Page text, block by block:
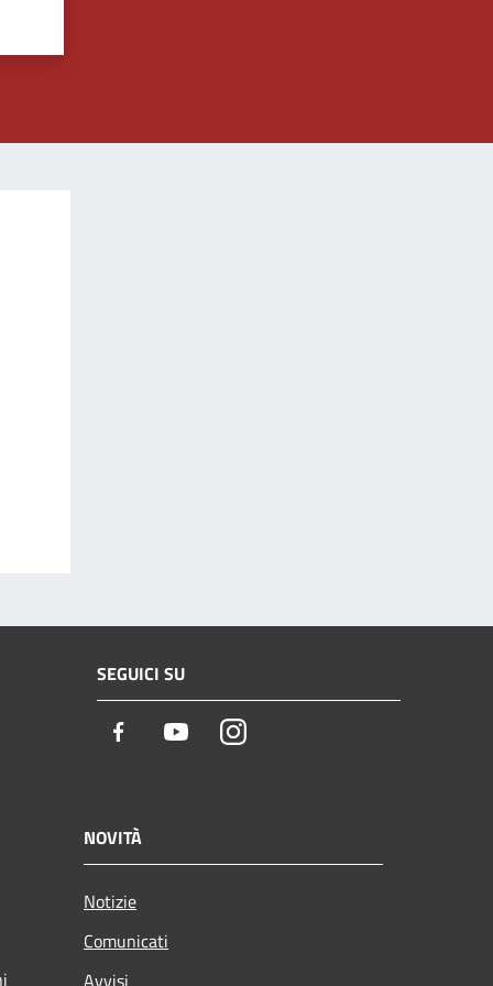
SEGUICI SU
Facebook YoutubeInstagram
NOVITÀ
Notizie
Comunicati
Avvisi